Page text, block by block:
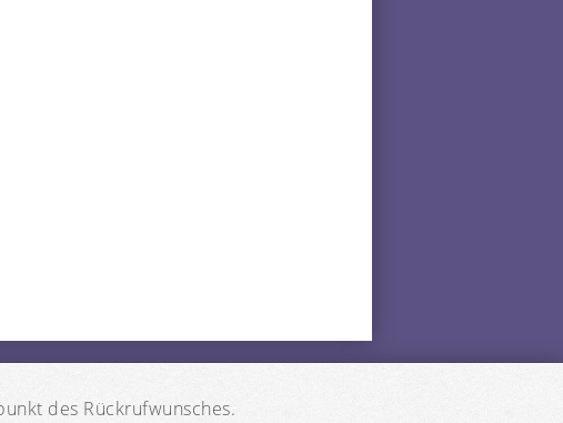
des Rückrufwunsches.